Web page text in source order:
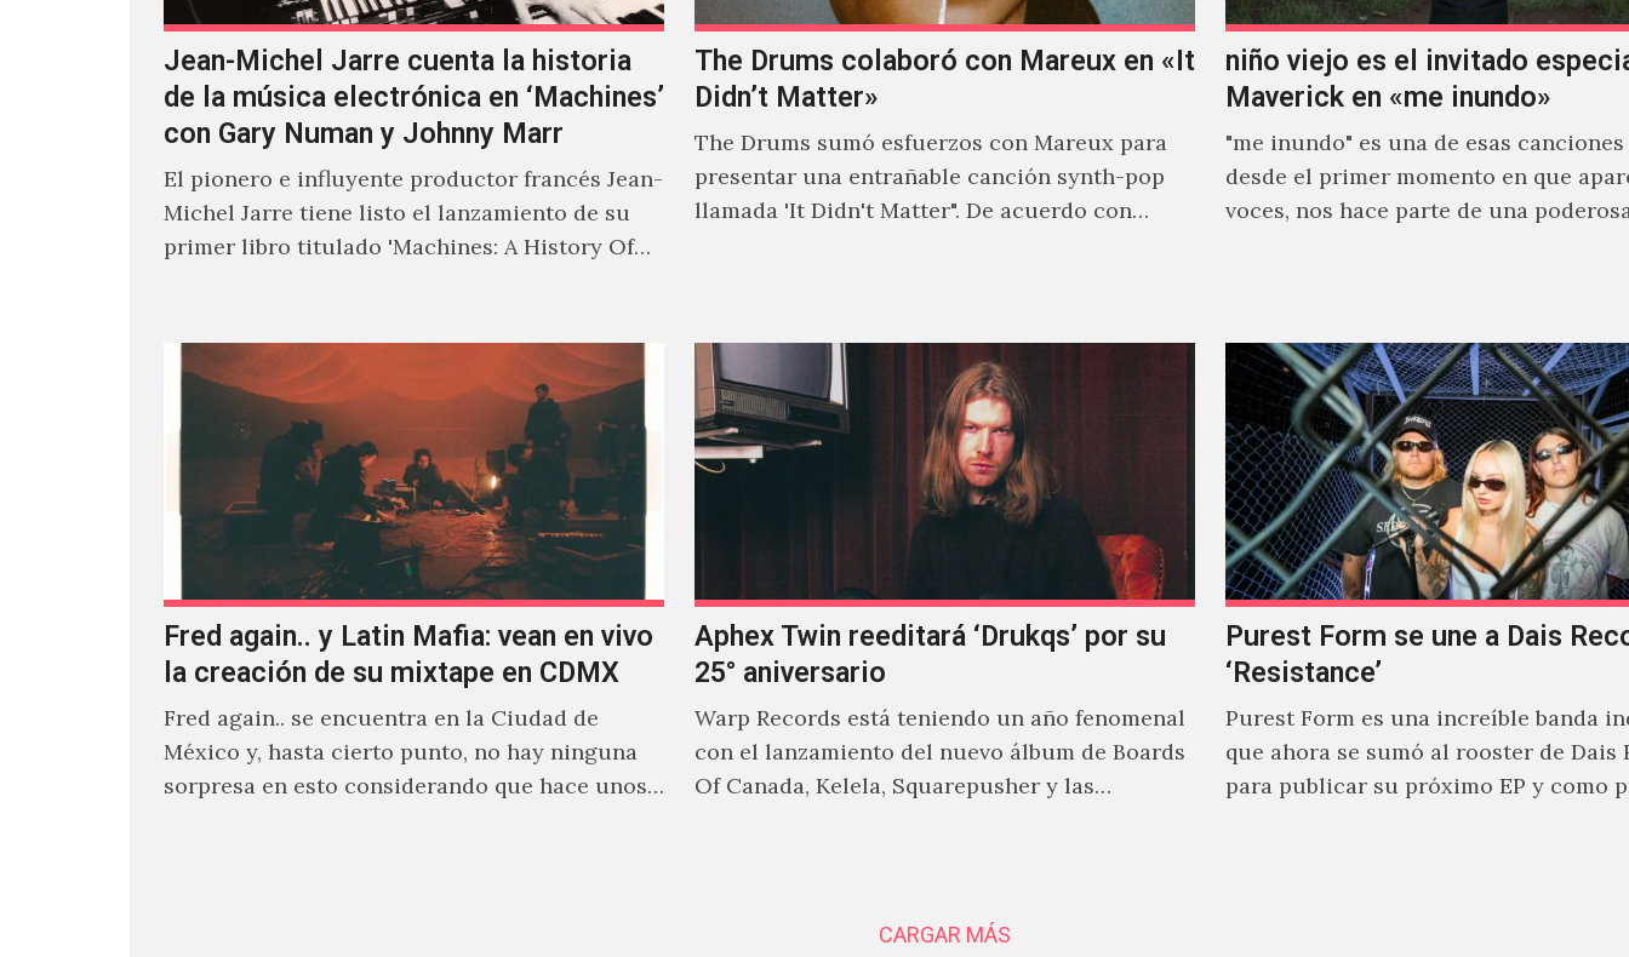
Jean-Michel Jarre cuenta la historia
de la música electrónica en ‘Machines’
con Gary Numan y Johnny Marr
El pionero e influyente productor francés Jean-
Michel Jarre tiene listo el lanzamiento de su
primer libro titulado 'Machines: A History Of
The Drums colaboró con Mareux en «It
Didn’t Matter»
The Drums sumó esfuerzos con Mareux para
presentar una entrañable canción synth-pop
llamada 'It Didn't Matter". De acuerdo con
niño viejo es el invitado
Maverick en «me inundo»
"me inundo" es una de esas canciones
desde el primer momento en que
voces, nos hace parte de una
Fred again.. y Latin Mafia: vean en vivo
la creación de su mixtape en CDMX
Fred again.. se encuentra en la Ciudad de
México y, hasta cierto punto, no hay ninguna
sorpresa en esto considerando que hace unos
Aphex Twin reeditará ‘Drukqs’ por su
25° aniversario
Warp Records está teniendo un año fenomenal
con el lanzamiento del nuevo álbum de Boards
Of Canada, Kelela, Squarepusher y las
Purest Form se une a Dais
‘Resistance’
Purest Form es una increíble banda
que ahora se sumó al rooster de Dais
para publicar su próximo EP y como
CARGAR MÁS